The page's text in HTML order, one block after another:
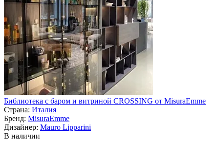
Библиотека с баром и витриной CROSSING от MisuraEmme
Страна: Италия
Бренд: MisuraEmme
Дизайнер: Mauro Lipparini
В наличии